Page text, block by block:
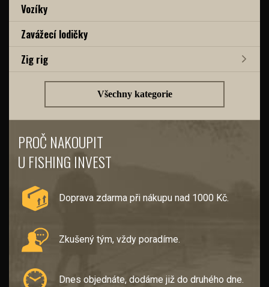
Vozíky
Zavážecí lodičky
Zig rig
Všechny kategorie
PROČ NAKOUPIT
U FISHING INVEST
Doprava zdarma při nákupu nad 1000 Kč.
Zkušený tým, vždy poradíme.
Dnes objednáte, dodáme již do druhého dne.